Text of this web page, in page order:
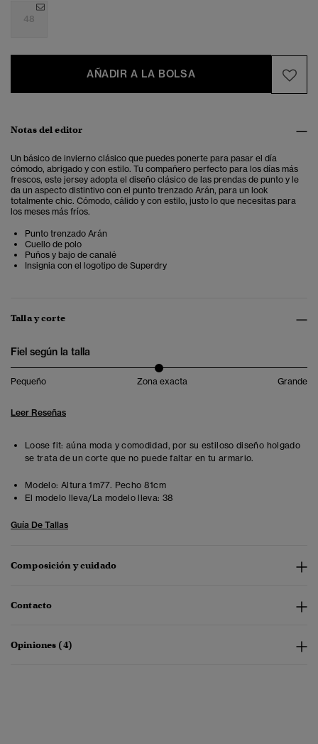
48
AÑADIR A LA BOLSA
Notas del editor
Un básico de invierno clásico que puedes ponerte para pasar el día
cómodo, abrigado y con estilo. Tu compañero perfecto para los días más
frescos, este jersey adopta el diseño clásico de las prendas de punto y le
da un aspecto distintivo con el punto trenzado Arán, para un look
totalmente chic. Cómodo, cálido y con estilo, justo lo que necesitas para
los meses más fríos.
Punto trenzado Arán
Cuello de polo
Puños y bajo de canalé
Insignia con el logotipo de Superdry
Talla y corte
Fiel según la talla
Pequeño Zona exacta Grande
Leer Reseñas
Loose fit: aúna moda y comodidad, por su estiloso diseño holgado
se trata de un corte que no puede faltar en tu armario.
Modelo: Altura 1m77. Pecho 81cm
El modelo lleva/La modelo lleva: 38
Guía De Tallas
Composición y cuidado
Contacto
Opiniones (4)